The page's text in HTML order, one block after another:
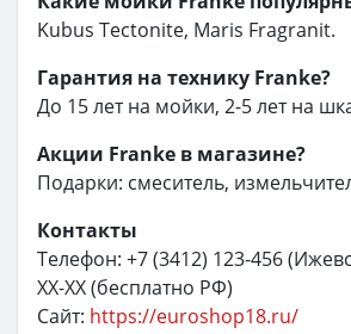
Kubus Tectonite, Maris Fragranit.
Гарантия на технику Franke?
До 15 лет на мойки, 2-5 лет на
Акции Franke в магазине?
Подарки: смеситель,
Контакты
Телефон: +7 (3412) 123-456
XX-XX (бесплатно РФ)
Сайт: https://euroshop18.ru/